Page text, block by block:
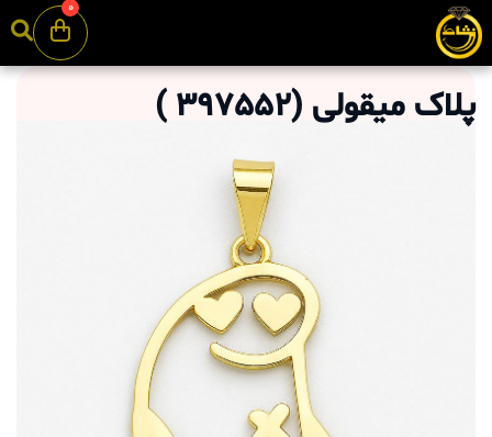
پلاک میقولی(
397552
)